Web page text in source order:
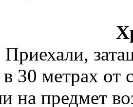
Приехали,
30 метрах от
на предмет